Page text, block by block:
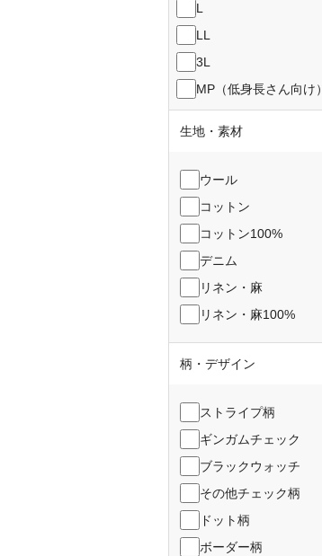
L
LL
3L
MP（低身長さん向け）
生地・素材
ウール
コットン
コットン100%
デニム
リネン・麻
リネン・麻100%
柄・デザイン
ストライプ柄
ギンガムチェック
ブラックウォッチ
その他チェック柄
ドット柄
ボーダー柄